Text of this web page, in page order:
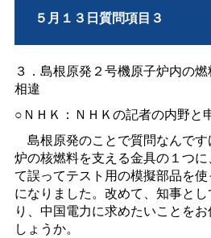
５月１３日質問項目３
３．島根原発２号機原子炉内の
相違
○ＮＨＫ：ＮＨＫの記者の内野と
島根原発のことで質問なんで
炉の核燃料を支える金具の１つ
て誤ってテスト用の模擬部品を
になりました。改めて、知事と
り、中国電力に求めたいことを
しょうか。